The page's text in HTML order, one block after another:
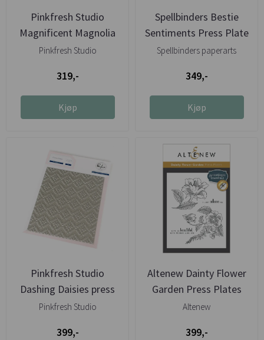
Pinkfresh Studio
Magnificent Magnolia
press plate
Pinkfresh Studio
319,-
Kjøp
Spellbinders Bestie
Sentiments Press Plate
& Die
Spellbinders paperarts
349,-
Kjøp
Pinkfresh Studio
Dashing Daisies press
plate
Pinkfresh Studio
399,-
Altenew Dainty Flower
Garden Press Plates
Altenew
399,-